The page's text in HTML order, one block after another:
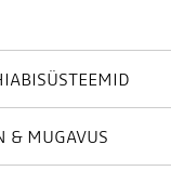
& MUGAVUS